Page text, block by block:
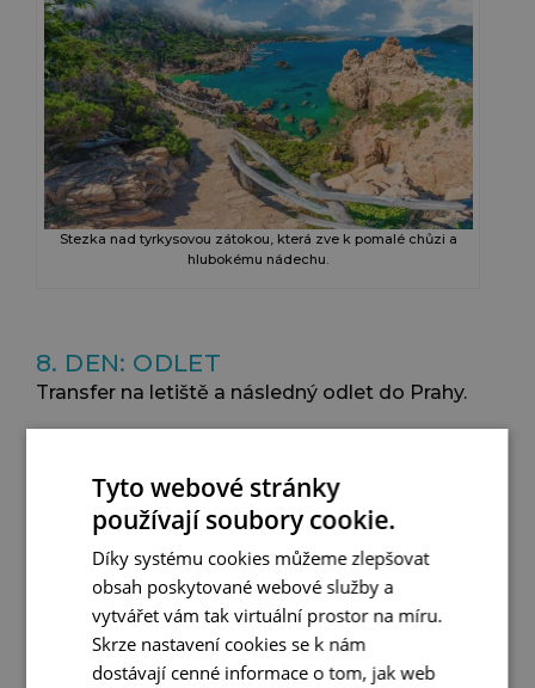
Stezka nad tyrkysovou zátokou, která zve k pomalé chůzi a
hlubokému nádechu.
8. DEN: ODLET
Transfer na letiště a následný odlet do Prahy.
volné dny určené k odpočinku. Odlet do Prahy
9./10. den zájezdu.
POZNÁMKA
Změna programu vyhrazena.
Změna hotelu vyhrazena.
Pořadí navštívených míst může být
Tyto webové stránky
používají soubory cookie.
Díky systému cookies můžeme zlepšovat
obsah poskytované webové služby a
vytvářet vám tak virtuální prostor na míru.
Skrze nastavení cookies se k nám
dostávají cenné informace o tom, jak web